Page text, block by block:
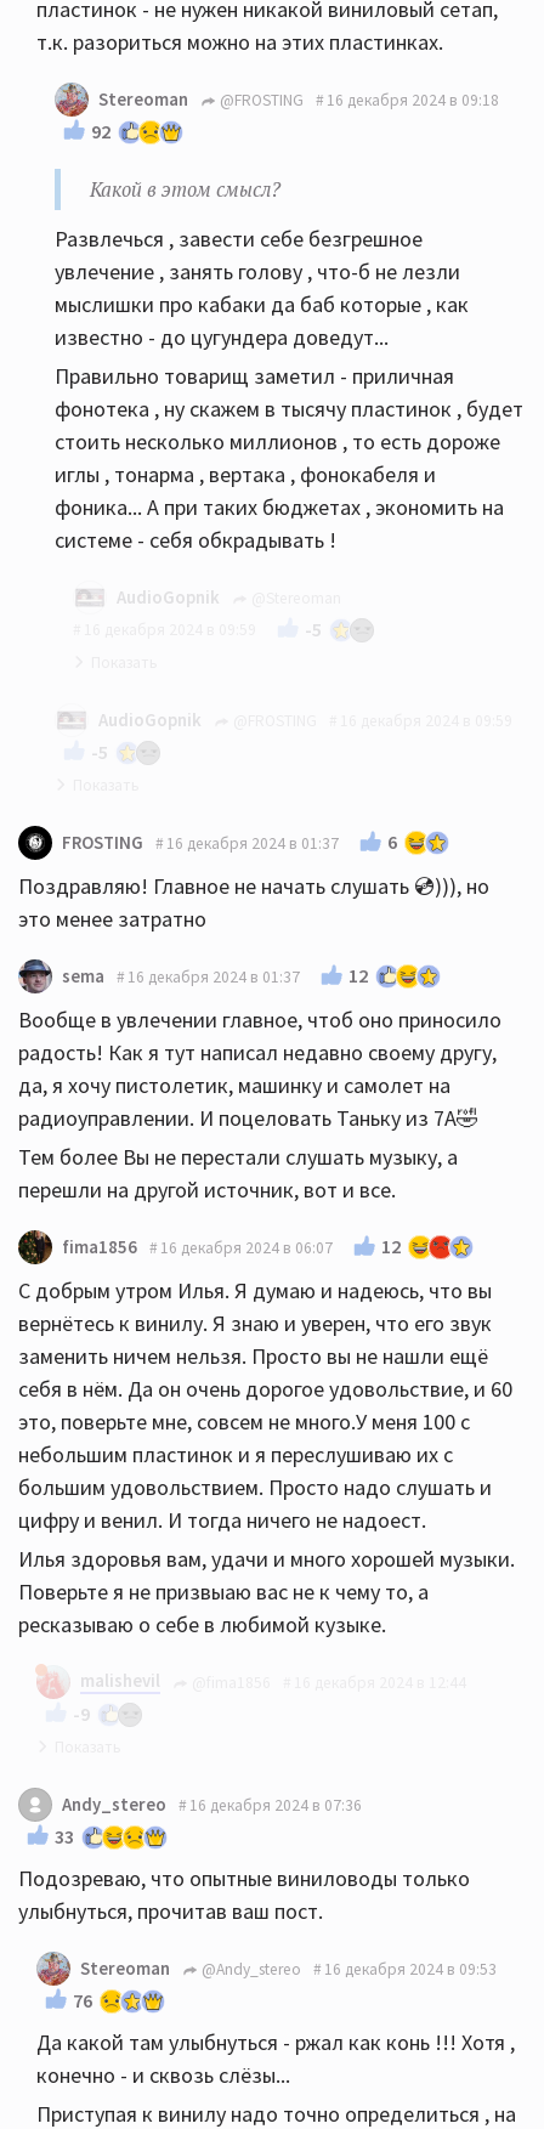
пластинок - не нужен никакой виниловый сетап,
т.к. разориться можно на этих пластинках.
Stereoman @FROSTING 16 декабря 2024 в 09:18
92
Какой в этом смысл?
Развлечься , завести себе безгрешное
увлечение , занять голову , что-б не лезли
мыслишки про кабаки да баб которые , как
известно - до цугундера доведут...
Правильно товарищ заметил - приличная
фонотека , ну скажем в тысячу пластинок , будет
стоить несколько миллионов , то есть дороже
иглы , тонарма , вертака , фонокабеля и
фоника... А при таких бюджетах , экономить на
системе - себя обкрадывать !
AudioGopnik
-5
AudioGopnik
-5
уважаемый СтереоМан - всё правильно написал..
😎
FROSTING 16 декабря 2024 в 01:37 6
Поздравляю! Главное не начать слушать 💿))), но
это менее затратно
sema 16 декабря 2024 в 01:37 12
Вообще в увлечении главное, чтоб оно приносило
радость! Как я тут написал недавно своему другу,
да, я хочу пистолетик, машинку и самолет на
радиоуправлении. И поцеловать Таньку из 7А🤣
Тем более Вы не перестали слушать музыку, а
перешли на другой источник, вот и все.
fima1856 16 декабря 2024 в 06:07 12
С добрым утром Илья. Я думаю и надеюсь, что вы
вернётесь к винилу. Я знаю и уверен, что его звук
заменить ничем нельзя. Просто вы не нашли ещё
себя в нём. Да он очень дорогое удовольствие, и 60
это, поверьте мне, совсем не много.У меня 100 с
небольшим пластинок и я переслушиваю их с
большим удовольствием. Просто надо слушать и
цифру и венил. И тогда ничего не надоест.
Илья здоровья вам, удачи и много хорошей музыки.
Поверьте я не призвыаю вас не к чему то, а
ресказываю о себе в любимой кузыке.
malishevil
-9
Благодарю!
Andy_stereo 16 декабря 2024 в 07:36
33
Подозреваю, что опытные виниловоды только
улыбнуться, прочитав ваш пост.
Stereoman @Andy_stereo 16 декабря 2024 в 09:53
76
Да какой там улыбнуться - ржал как конь !!! Хотя ,
конечно - и сквозь слёзы...
Приступая к винилу надо точно определиться , на